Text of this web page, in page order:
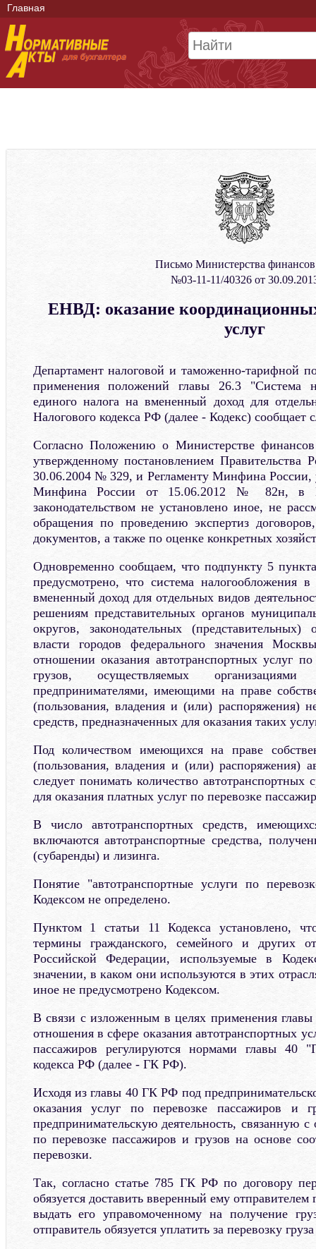
Главная
Письмо Министерства
№03-11-11/40326 от
ЕНВД: оказание
услуг
Департамент налоговой и таможенно-тарифной
применения положений главы 26.3 "Система
единого налога на вмененный доход для
Налогового кодекса РФ (далее - Кодекс) сообщает
Согласно Положению о Министерстве
утвержденному постановлением Правительства
30.06.2004 № 329, и Регламенту Минфина России,
Минфина России от 15.06.2012 № 82н, в
законодательством не установлено иное, не
обращения по проведению экспертиз
документов, а также по оценке конкретных
Одновременно сообщаем, что подпункту 5
предусмотрено, что система налогообложения
вмененный доход для отдельных видов
решениям представительных органов
округов, законодательных (представительных)
власти городов федерального значения
отношении оказания автотранспортных услуг
грузов, осуществляемых
предпринимателями, имеющими на праве
(пользования, владения и (или) распоряжения)
средств, предназначенных для оказания таких
Под количеством имеющихся на праве
(пользования, владения и (или) распоряжения)
следует понимать количество автотранспортных
для оказания платных услуг по перевозке
В число автотранспортных средств,
включаются автотранспортные средства,
(субаренды) и лизинга.
Понятие "автотранспортные услуги по
Кодексом не определено.
Пунктом 1 статьи 11 Кодекса установлено,
термины гражданского, семейного и других
Российской Федерации, используемые в
значении, в каком они используются в этих
иное не предусмотрено Кодексом.
В связи с изложенным в целях применения главы
отношения в сфере оказания автотранспортных
пассажиров регулируются нормами главы 40
кодекса РФ (далее - ГК РФ).
Исходя из главы 40 ГК РФ под
оказания услуг по перевозке пассажиров и
предпринимательскую деятельность, связанную
по перевозке пассажиров и грузов на основе
перевозки.
Так, согласно статье 785 ГК РФ по договору
обязуется доставить вверенный ему отправителем
выдать его управомоченному на получение
отправитель обязуется уплатить за перевозку